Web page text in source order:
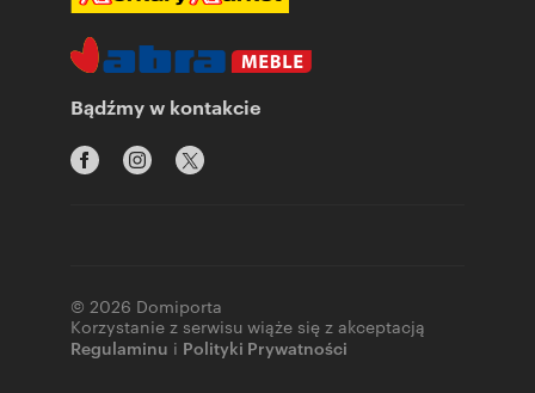
Bądźmy w kontakcie
© 2026 Domiporta
Korzystanie z serwisu wiąże się z akceptacją
Regulaminu i Polityki Prywatności